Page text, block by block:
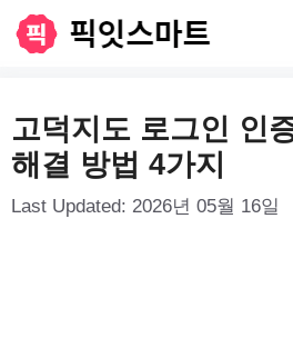
건
너
고덕지도 로그인 인
해결 방법 4가지
Last Updated: 2026년 05월 16일